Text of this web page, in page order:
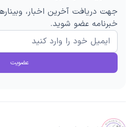
جهت دریافت آخرین اخبار،
خبرنامه عضو شوید.
عضویت